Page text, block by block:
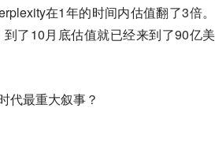
在1年的时间内估值翻了3倍。
了10月底估值就已经来到了90亿美
代最重大叙事？